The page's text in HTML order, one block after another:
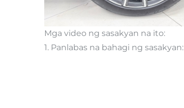
Mga video ng sasakyan na ito:
1. Panlabas na bahagi ng sasakyan: